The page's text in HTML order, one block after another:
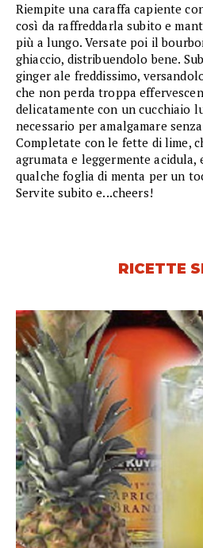
Riempite una caraffa capiente
così da raffreddarla subito e
più a lungo. Versate poi il
ghiaccio, distribuendolo bene.
ginger ale freddissimo,
che non perda troppa
delicatamente con un cucchiaio
necessario per amalgamare
Completate con le fette di lime,
agrumata e leggermente acidula,
qualche foglia di menta per un
Servite subito e...cheers!
RICETTE